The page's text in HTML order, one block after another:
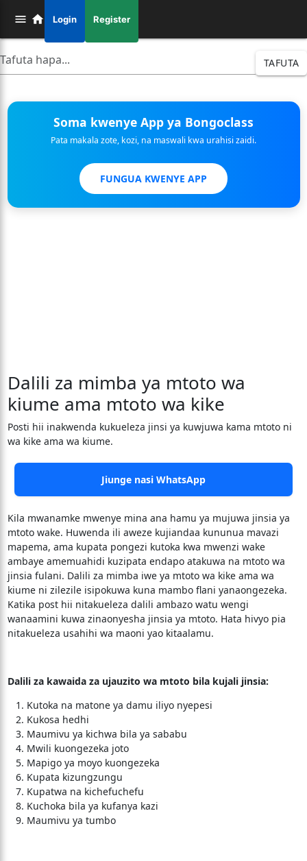
Login Register
TAFUTA
Soma kwenye App ya Bongoclass
Pata makala zote, kozi, na maswali kwa urahisi zaidi.
FUNGUA KWENYE APP
Dalili za mimba ya mtoto wa
kiume ama mtoto wa kike
Posti hii inakwenda kukueleza jinsi ya kuwjuwa kama mtoto ni
wa kike ama wa kiume.
Jiunge nasi WhatsApp
Kila mwanamke mwenye mina ana hamu ya mujuwa jinsia ya
mtoto wake. Huwenda ili aweze kujiandaa kununua mavazi
mapema, ama kupata pongezi kutoka kwa mwenzi wake
ambaye amemuahidi kuzipata endapo atakuwa na mtoto wa
jinsia fulani. Dalili za mimba iwe ya mtoto wa kike ama wa
kiume ni zilezile isipokuwa kuna mambo flani yanaongezeka.
Katika post hii nitakueleza dalili ambazo watu wengi
wanaamini kuwa zinaonyesha jinsia ya mtoto. Hata hivyo pia
nitakueleza usahihi wa maoni yao kitaalamu.
Dalili za kawaida za ujauzito wa mtoto bila kujali jinsia:
Kutoka na matone ya damu iliyo nyepesi
Kukosa hedhi
Maumivu ya kichwa bila ya sababu
Mwili kuongezeka joto
Mapigo ya moyo kuongezeka
Kupata kizungzungu
Kupatwa na kichefuchefu
Kuchoka bila ya kufanya kazi
Maumivu ya tumbo